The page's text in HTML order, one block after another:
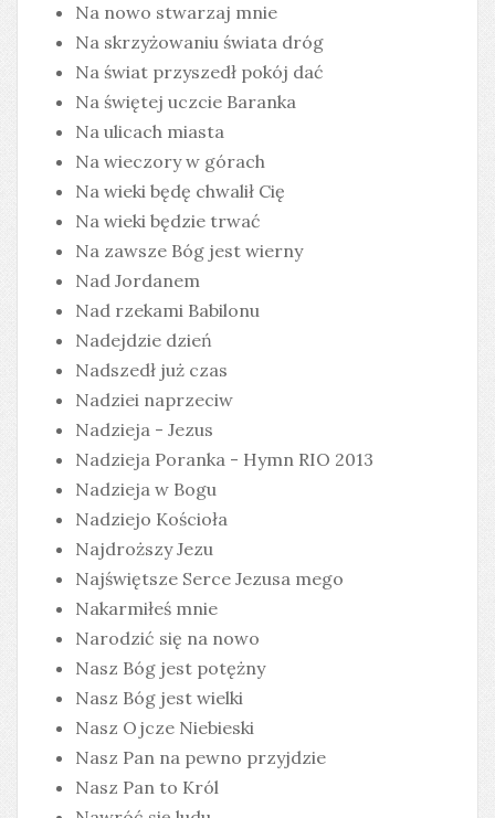
Na nowo stwarzaj mnie
Na skrzyżowaniu świata dróg
Na świat przyszedł pokój dać
Na świętej uczcie Baranka
Na ulicach miasta
Na wieczory w górach
Na wieki będę chwalił Cię
Na wieki będzie trwać
Na zawsze Bóg jest wierny
Nad Jordanem
Nad rzekami Babilonu
Nadejdzie dzień
Nadszedł już czas
Nadziei naprzeciw
Nadzieja - Jezus
Nadzieja Poranka - Hymn RIO 2013
Nadzieja w Bogu
Nadziejo Kościoła
Najdroższy Jezu
Najświętsze Serce Jezusa mego
Nakarmiłeś mnie
Narodzić się na nowo
Nasz Bóg jest potężny
Nasz Bóg jest wielki
Nasz Ojcze Niebieski
Nasz Pan na pewno przyjdzie
Nasz Pan to Król